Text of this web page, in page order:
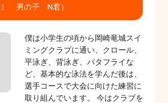
） 男の子 N君）
僕は小学生の頃から岡崎竜城スイ
ミングクラブに通い、クロール、
平泳ぎ、背泳ぎ、バタフライな
ど、基本的な泳法を学んだ後は、
選手コースで大会に向けた練習に
取り組んでいます。 今はクラブを